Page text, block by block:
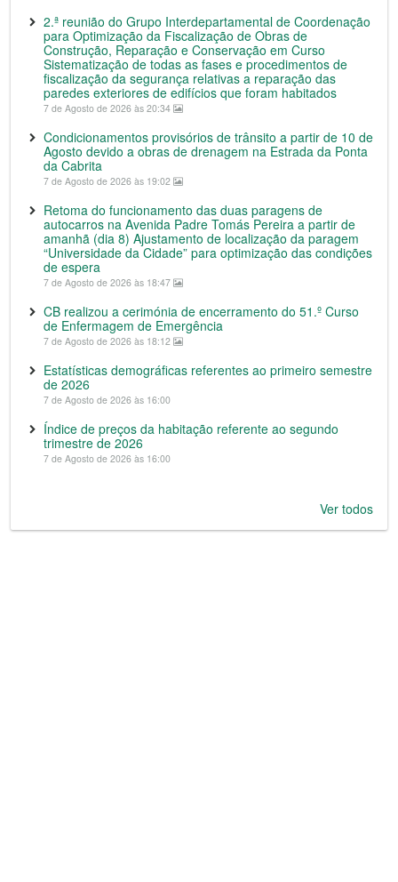
2.ª reunião do Grupo Interdepartamental de Coordenação
para Optimização da Fiscalização de Obras de
Construção, Reparação e Conservação em Curso
Sistematização de todas as fases e procedimentos de
fiscalização da segurança relativas a reparação das
paredes exteriores de edifícios que foram habitados
7 de Agosto de 2026 às 20:34
Condicionamentos provisórios de trânsito a partir de 10 de
Agosto devido a obras de drenagem na Estrada da Ponta
da Cabrita
7 de Agosto de 2026 às 19:02
Retoma do funcionamento das duas paragens de
autocarros na Avenida Padre Tomás Pereira a partir de
amanhã (dia 8) Ajustamento de localização da paragem
“Universidade da Cidade” para optimização das condições
de espera
7 de Agosto de 2026 às 18:47
CB realizou a cerimónia de encerramento do 51.º Curso
de Enfermagem de Emergência
7 de Agosto de 2026 às 18:12
Estatísticas demográficas referentes ao primeiro semestre
de 2026
7 de Agosto de 2026 às 16:00
Índice de preços da habitação referente ao segundo
trimestre de 2026
7 de Agosto de 2026 às 16:00
Ver todos